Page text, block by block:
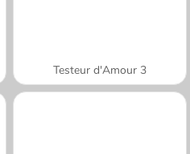
Testeur d'Amour 3